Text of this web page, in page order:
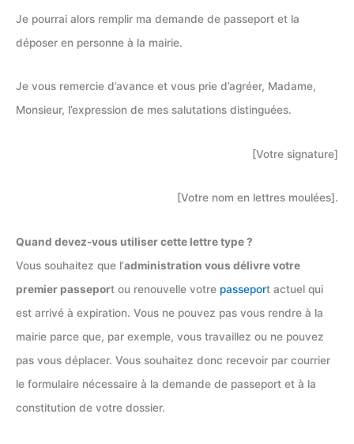
Je pourrai alors remplir ma demande de passeport et la
déposer en personne à la mairie.
Je vous remercie d’avance et vous prie d’agréer, Madame,
Monsieur, l’expression de mes salutations distinguées.
[Votre signature]
[Votre nom en lettres moulées].
Quand devez-vous utiliser cette lettre type ?
Vous souhaitez que l’administration vous délivre votre
premier passeport ou renouvelle votre passeport actuel qui
est arrivé à expiration. Vous ne pouvez pas vous rendre à la
mairie parce que, par exemple, vous travaillez ou ne pouvez
pas vous déplacer. Vous souhaitez donc recevoir par courrier
le formulaire nécessaire à la demande de passeport et à la
constitution de votre dossier.